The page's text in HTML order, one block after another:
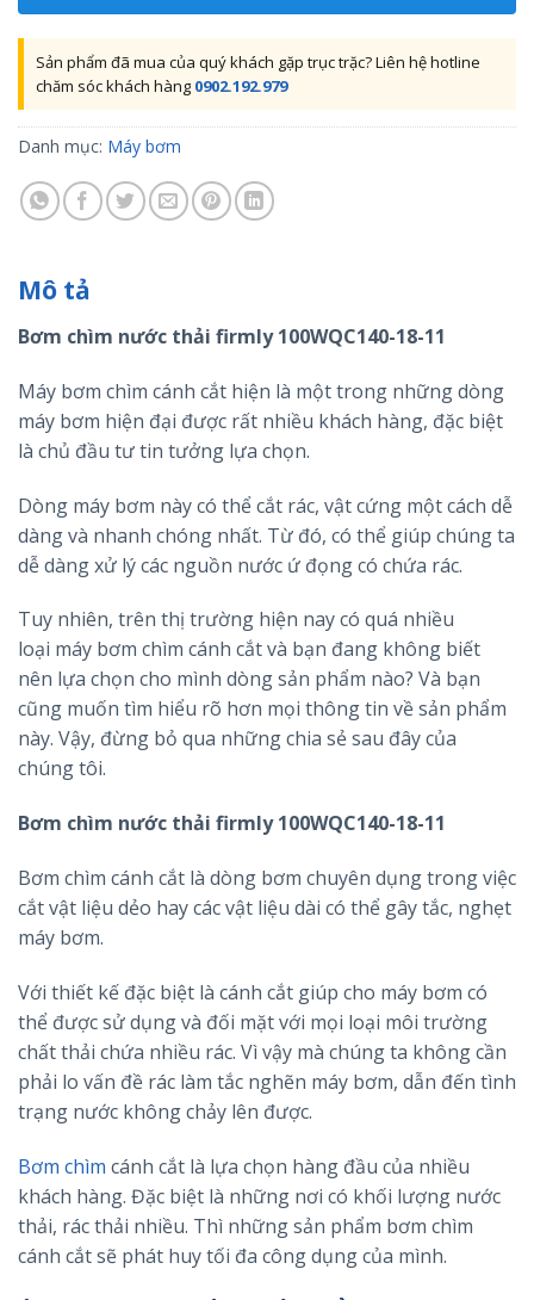
Sản phẩm đã mua của quý khách gặp trục trặc? Liên hệ hotline
chăm sóc khách hàng 0902.192.979
Danh mục: Máy bơm
Mô tả
Bơm chìm nước thải firmly 100WQC140-18-11
Máy bơm chìm cánh cắt hiện là một trong những dòng
máy bơm hiện đại được rất nhiều khách hàng, đặc biệt
là chủ đầu tư tin tưởng lựa chọn.
Dòng máy bơm này có thể cắt rác, vật cứng một cách dễ
dàng và nhanh chóng nhất. Từ đó, có thể giúp chúng ta
dễ dàng xử lý các nguồn nước ứ đọng có chứa rác.
Tuy nhiên, trên thị trường hiện nay có quá nhiều
loại máy bơm chìm cánh cắt và bạn đang không biết
nên lựa chọn cho mình dòng sản phẩm nào? Và bạn
cũng muốn tìm hiểu rõ hơn mọi thông tin về sản phẩm
này. Vậy, đừng bỏ qua những chia sẻ sau đây của
chúng tôi.
Bơm chìm nước thải firmly 100WQC140-18-11
Bơm chìm cánh cắt là dòng bơm chuyên dụng trong việc
cắt vật liệu dẻo hay các vật liệu dài có thể gây tắc, nghẹt
máy bơm.
Với thiết kế đặc biệt là cánh cắt giúp cho máy bơm có
thể được sử dụng và đối mặt với mọi loại môi trường
chất thải chứa nhiều rác. Vì vậy mà chúng ta không cần
phải lo vấn đề rác làm tắc nghẽn máy bơm, dẫn đến tình
trạng nước không chảy lên được.
Bơm chìm cánh cắt là lựa chọn hàng đầu của nhiều
khách hàng. Đặc biệt là những nơi có khối lượng nước
thải, rác thải nhiều. Thì những sản phẩm bơm chìm
cánh cắt sẽ phát huy tối đa công dụng của mình.